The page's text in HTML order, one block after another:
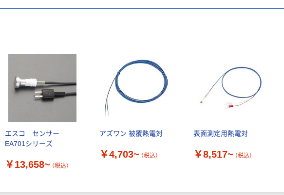
エスコ センサー
EA701シリーズ
￥13,658~ （税込）
アズワン 被覆熱電対
￥4,703~ （税込）
表面測定用熱電対
￥8,517~ （税込）